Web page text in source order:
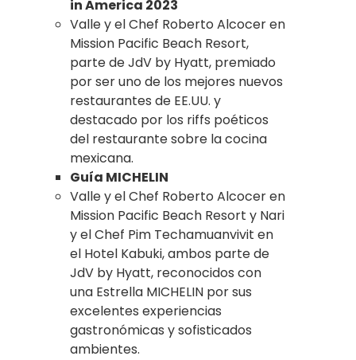
in America 2023
Valle y el Chef Roberto Alcocer en
Mission Pacific Beach Resort,
parte de JdV by Hyatt, premiado
por ser uno de los mejores nuevos
restaurantes de EE.UU. y
destacado por los riffs poéticos
del restaurante sobre la cocina
mexicana.
Guía MICHELIN
Valle y el Chef Roberto Alcocer en
Mission Pacific Beach Resort y Nari
y el Chef Pim Techamuanvivit en
el Hotel Kabuki, ambos parte de
JdV by Hyatt, reconocidos con
una Estrella MICHELIN por sus
excelentes experiencias
gastronómicas y sofisticados
ambientes.